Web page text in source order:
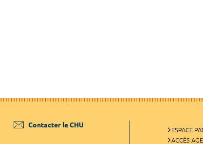
Contacter le CHU
ESPACE
ACCÈS